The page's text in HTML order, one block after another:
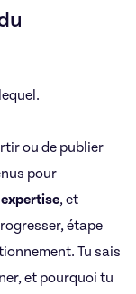
ou de publier
pour
, et
étape
Tu sais
et pourquoi tu